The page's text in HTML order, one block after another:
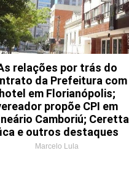
relações por trás do
da Prefeitura com
hotel em Florianópolis;
propõe CPI em
Camboriú; Ceretta
e outros destaques
Marcelo Lula